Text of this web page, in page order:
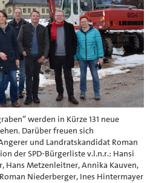
werden in Kürze 131 neue
Darüber freuen sich
und Landratskandidat Roman
der SPD-Bürgerliste v.l.n.r.: Hansi
Hans Metzenleitner, Annika Kauven,
Niederberger, Ines Hintermayer